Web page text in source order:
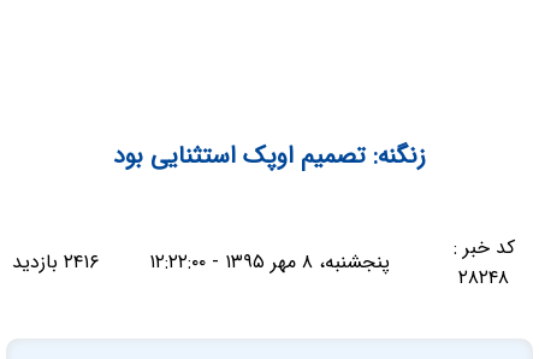
زنگنه: تصمیم اوپک استثنایی بود
کد خبر :
۲۸۲۴۸
پنجشنبه، ۸ مهر ۱۳۹۵ - ۱۲:۲۲:۰۰ ۲۴۱۶ بازدید